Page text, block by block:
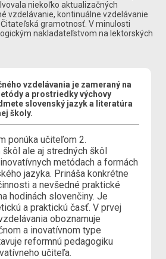
niekoľko aktualizačných
vzdelávanie, kontinuálne vzdelávanie
gramotnosť. V minulosti
nakladateľstvom na lektorských
vzdelávania je zameraný na
a prostriedky výchovy
slovenský jazyk a literatúra
školy.
ponúka učiteľom 2.
ale aj stredných škôl
metódach a formách
jazyka. Prináša konkrétne
a nevšedné praktické
hodinách slovenčiny. Je
a praktickú časť. V prvej
oboznamuje
a inovatívnom type
reformnú pedagogiku
učiteľa.